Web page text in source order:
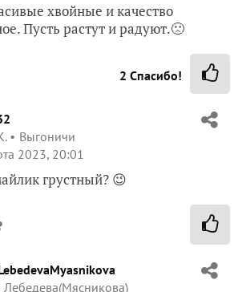
хвойные и качество
Пусть растут и радуют.🙁
2 Спасибо!
Выгоничи
2023, 20:01
грустный? 😉
Лебедева(Мясникова)